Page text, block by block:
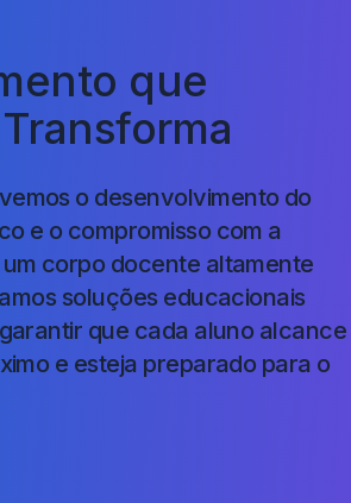
que
o desenvolvimento do
e o compromisso com a
corpo docente altamente
soluções educacionais
que cada aluno alcance
e esteja preparado para o